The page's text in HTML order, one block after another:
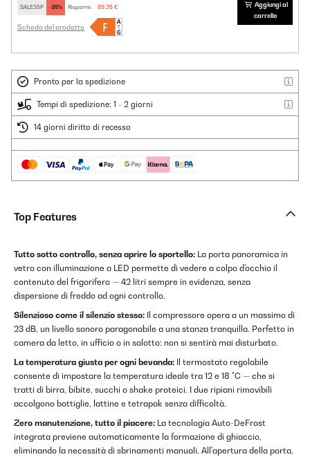
SALE35P -35% Risparmi: 89,25 €
Scheda del prodotto
Aggiungi al
carrello
Pronto per la spedizione
Tempi di spedizione: 1 - 2 giorni
14 giorni diritto di recesso
Top Features
Tutto sotto controllo, senza aprire lo sportello: La porta panoramica in
vetro con illuminazione a LED permette di vedere a colpo d'occhio il
contenuto del frigorifero — 42 litri sempre in evidenza, senza
dispersione di freddo ad ogni controllo.
Silenzioso come il silenzio stesso: Il compressore opera a un massimo di
23 dB, un livello sonoro paragonabile a una stanza tranquilla. Perfetto in
camera da letto, in ufficio o in salotto: non si sentirà mai disturbato.
La temperatura giusta per ogni bevanda: Il termostato regolabile
consente di impostare la temperatura ideale tra 12 e 18 °C — che si
tratti di birra, bibite, succhi o shake proteici. I due ripiani rimovibili
accolgono bottiglie, lattine e tetrapak senza difficoltà.
Zero manutenzione, tutto il piacere: La tecnologia Auto-DeFrost
integrata previene automaticamente la formazione di ghiaccio,
eliminando la necessità di sbrinamenti manuali. All'apertura della porta,